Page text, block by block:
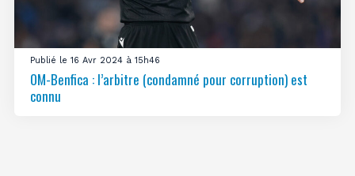
Publié le 16 Avr 2024 à 15h46
OM-Benfica : l’arbitre (condamné pour corruption) est
connu